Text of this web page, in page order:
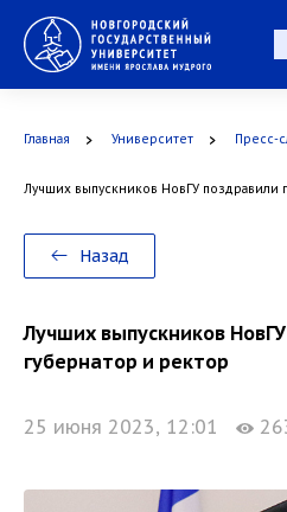
Главная Университет Пресс-
Лучших выпускников НовГУ поздравили
Назад
Лучших выпускников
губернатор и ректор
25 июня 2023, 12:01